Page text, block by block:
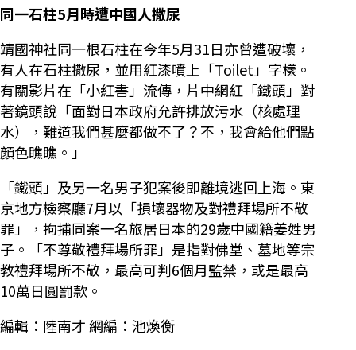
同一石柱5月時遭中國人撒尿
靖國神社同一根石柱在今年5月31日亦曾遭破壞，
有人在石柱撒尿，並用紅漆噴上「Toilet」字樣。
有關影片在「小紅書」流傳，片中網紅「鐵頭」對
著鏡頭說「面對日本政府允許排放污水（核處理
水），難道我們甚麼都做不了？不，我會給他們點
顏色瞧瞧。」
「鐵頭」及另一名男子犯案後即離境逃回上海。東
京地方檢察廳7月以「損壞器物及對禮拜場所不敬
罪」，拘捕同案一名旅居日本的29歲中國籍姜姓男
子。「不尊敬禮拜場所罪」是指對佛堂、墓地等宗
教禮拜場所不敬，最高可判6個月監禁，或是最高
10萬日圓罰款。
編輯：陸南才 網編：池煥衡